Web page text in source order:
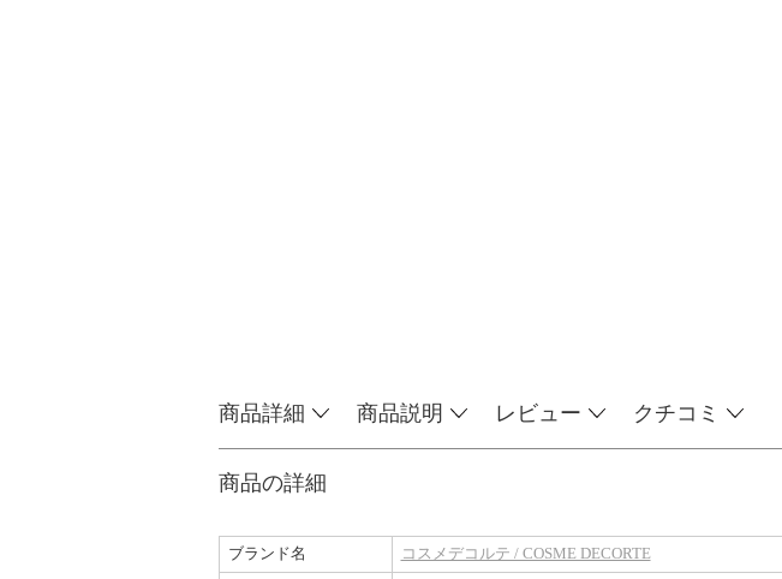
商品詳細 商品説明 レビュー クチコミ
商品の詳細
ブランド名
コスメデコルテ / COSME DECORTE